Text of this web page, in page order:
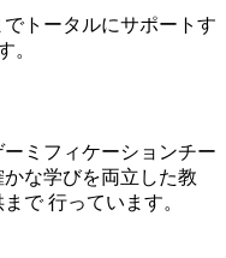
トータルにサポートす
。
ーミフィケーションチー
な学びを両立した教
で 行っています。